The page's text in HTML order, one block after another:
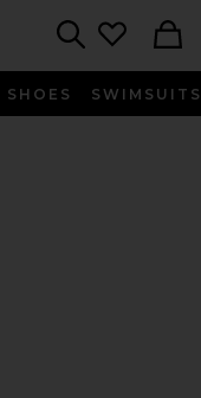
SHOES SWIMSUITS